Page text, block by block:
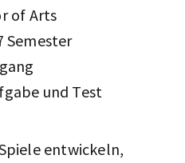
of Arts
Semester
und Test
entwickeln,